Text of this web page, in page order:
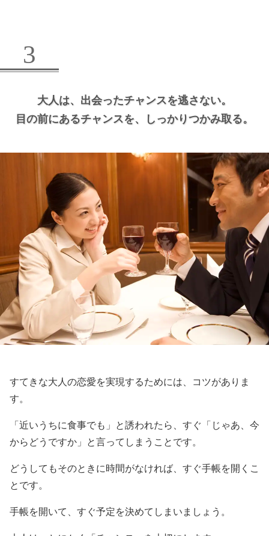
3
大人は、 出会ったチャンスを逃さない。
目の前にあるチャンスを、
しっかりつかみ取る。
すてきな大人の恋愛を実現するためには、コツがありま
す。
「近いうちに食事でも」と誘われたら、すぐ「じゃあ、今
からどうですか」と言ってしまうことです。
どうしてもそのときに時間がなければ、すぐ手帳を開くこ
とです。
手帳を開いて、すぐ予定を決めてしまいましょう。